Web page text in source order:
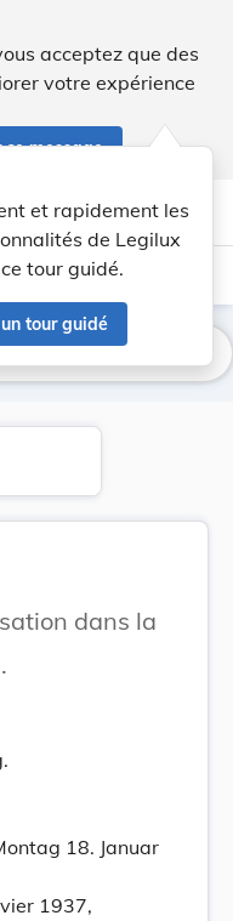
acceptez que des
votre expérience
message
help Aide
et rapidement les
de Legilux
tour guidé.
tour guidé
light_mode dark_mode
dans la
18. Januar
1937,